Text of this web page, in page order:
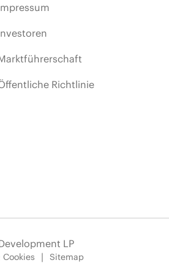
Richtlinie
LP
Cookies Sitemap